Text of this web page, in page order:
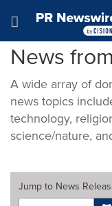
Hamburger
News
A wide array of
news topics
technology,
science/nature,
Jump to News